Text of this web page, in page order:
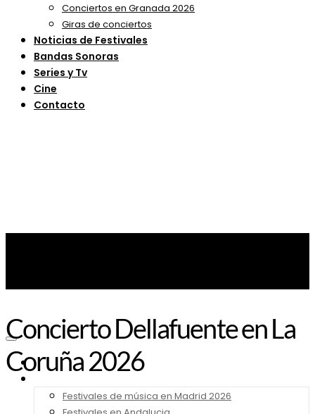
Conciertos en Granada 2026
Giras de conciertos
Noticias de Festivales
Bandas Sonoras
Series y Tv
Cine
Contacto
Noticias
Festivales de música en Madrid 2026
Concierto Dellafuente en La
Coruña 2026